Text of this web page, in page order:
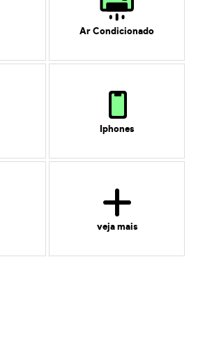
Ar Condicionado
Iphones
veja mais